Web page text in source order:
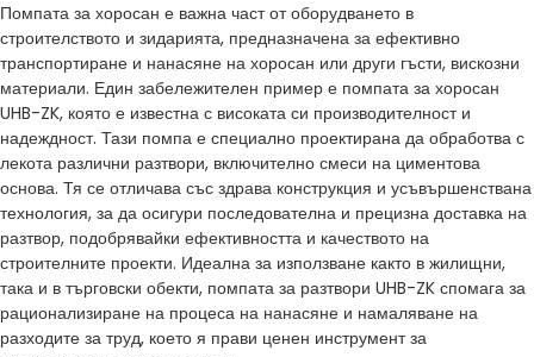
Помпата за хоросан е важна част от оборудването в
строителството и зидарията, предназначена за ефективно
транспортиране и нанасяне на хоросан или други гъсти, вискозни
материали. Един забележителен пример е помпата за хоросан
UHB-ZK, която е известна с високата си производителност и
надеждност. Тази помпа е специално проектирана да обработва с
лекота различни разтвори, включително смеси на циментова
основа. Тя се отличава със здрава конструкция и усъвършенствана
технология, за да осигури последователна и прецизна доставка на
разтвор, подобрявайки ефективността и качеството на
строителните проекти. Идеална за използване както в жилищни,
така и в търговски обекти, помпата за разтвори UHB-ZK спомага за
рационализиране на процеса на нанасяне и намаляване на
разходите за труд, което я прави ценен инструмент за